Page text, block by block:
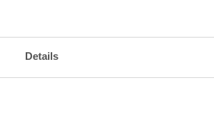
Details